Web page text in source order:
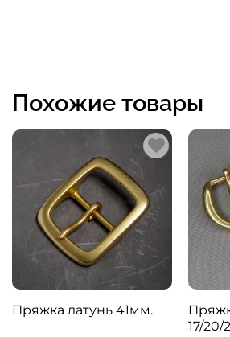
Похожие товары
Пряжка латунь 41мм.
17/20/